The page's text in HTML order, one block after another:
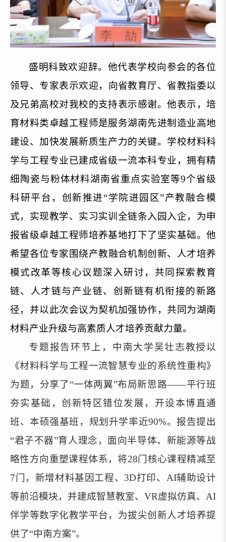
盛明科致欢迎辞。他代表学校向参会的各位
领导、专家表示欢迎， 向省教育厅、省教指委以
及兄弟高校对我校的支持表示感谢。他表示，培
育材料类卓越工程师是服务湖南先进制造业高地
建设、加快发展新质生产力的关键。学校材料科
学与工程专业已建成省级一流本科专业，拥有精
细陶瓷与粉体材料湖南省重点实验室等9个省级
科研平台，创新推进“学院进园区”产教融合模
式，实现教学、实习实训全链条入园入企，为申
报省级卓越工程师培养基地打下了坚实基础。他
希望各位专家围绕产教融合机制创新、人才培养
模式改革等核心议题深入研讨，共同探索教育
链、人才链与产业链、创新链有机衔接的新路
径，并以此次会议为契机加强协作，共同为湖南
材料产业升级与高素质人才培养贡献力量。
专题报告环节 上 ， 中南大学吴壮志教授以
《材料科学与工程一流智慧专业的系统性重构》
为题，分享了“一体两翼”布局新思路——平行班
夯实基础，创新特区错位发展，开设本博直通
班、本硕强基班 ，规划升学率近90%。报告提出
“君子不器”育人理念，面向半导体、新能源等战
略性方向重塑课程体系，将28门核心课程精减至
7门，新增材料基因工程、3D打印、AI辅助设计
等前沿模块，并建成智慧教室、VR虚拟仿真、AI
伴学等数字化教学平台，为拔尖创新人才培养提
供了“中南方案”。